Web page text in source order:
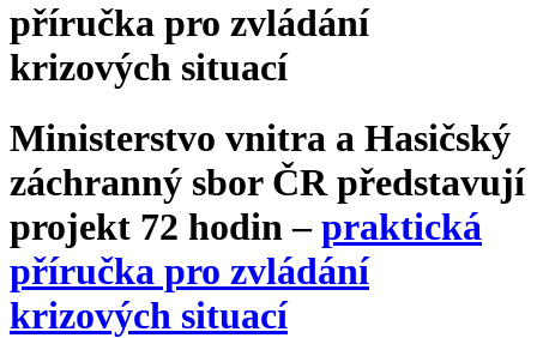
příručka pro zvládání
krizových situací
Ministerstvo vnitra a Hasičský
záchranný sbor ČR představují
projekt 72 hodin –praktická
příručka pro zvládání
krizových situací